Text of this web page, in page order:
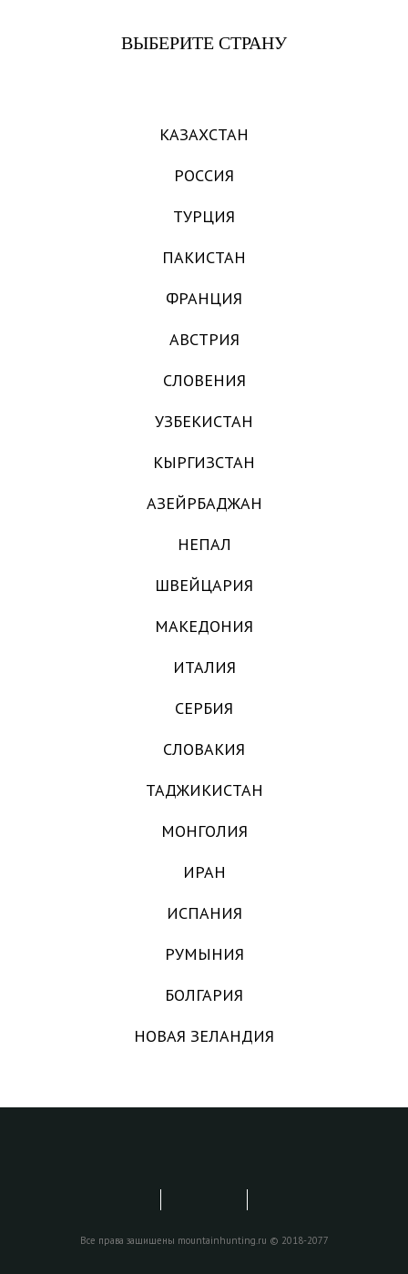
ВЫБЕРИТЕ СТРАНУ
КАЗАХСТАН
РОССИЯ
ТУРЦИЯ
ПАКИСТАН
ФРАНЦИЯ
АВСТРИЯ
СЛОВЕНИЯ
УЗБЕКИСТАН
КЫРГИЗСТАН
АЗЕЙРБАДЖАН
НЕПАЛ
ШВЕЙЦАРИЯ
МАКЕДОНИЯ
ИТАЛИЯ
СЕРБИЯ
СЛОВАКИЯ
ТАДЖИКИСТАН
МОНГОЛИЯ
ИРАН
ИСПАНИЯ
РУМЫНИЯ
БОЛГАРИЯ
НОВАЯ ЗЕЛАНДИЯ
Все права защищены mountainhunting.ru © 2018-2077